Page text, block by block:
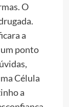
O
a
ponto
Célula
a